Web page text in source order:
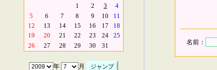
1
2 3
4
5
6 7 8 9 10
11
12
13 14 15 16 17
18
19
20 21 22 23 24
25
26
27 28 29 30 31
年 月
名前：